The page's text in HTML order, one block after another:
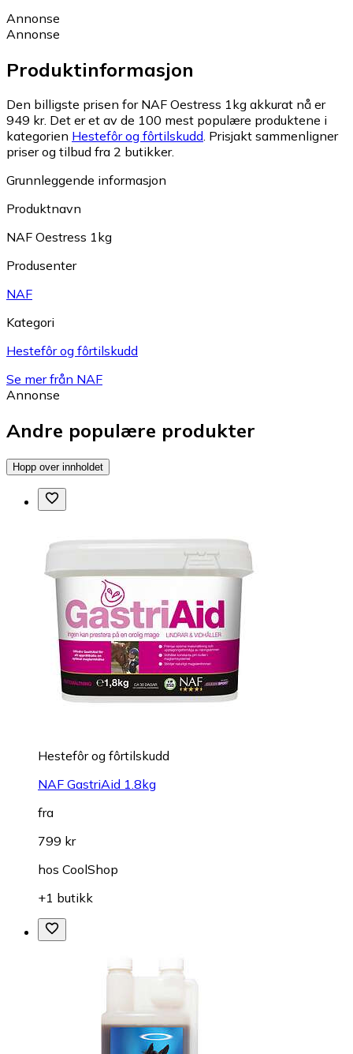
Annonse
Annonse
Produktinformasjon
Den billigste prisen for NAF Oestress 1kg akkurat nå er
949 kr. Det er et av de 100 mest populære produktene i
kategorien Hestefôr og fôrtilskudd. Prisjakt sammenligner
priser og tilbud fra 2 butikker.
Grunnleggende informasjon
Produktnavn
NAF Oestress 1kg
Produsenter
NAF
Kategori
Hestefôr og fôrtilskudd
Se mer från NAF
Annonse
Andre populære produkter
Hopp over innholdet
Hestefôr og fôrtilskudd
NAF GastriAid 1.8kg
fra
799 kr
hos CoolShop
+1 butikk